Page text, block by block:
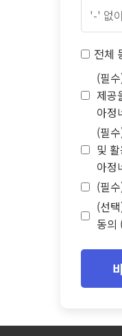
전체
(필
제공
아정
(필
및
아정
(필
(선
동의